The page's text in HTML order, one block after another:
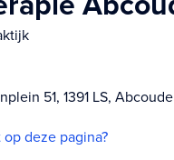
51, 1391 LS, Abcoude
deze pagina?